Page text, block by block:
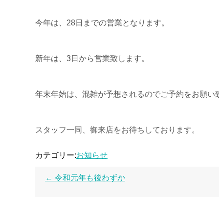
今年は、28日までの営業となります。
新年は、3日から営業致します。
年末年始は、混雑が予想されるのでご予約をお願い
スタッフ一同、御来店をお待ちしております。
カテゴリー:お知らせ
← 令和元年も後わずか